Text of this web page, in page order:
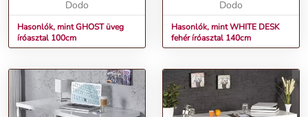
Dodo
Hasonlók, mint GHOST üveg
íróasztal 100cm
Dodo
Hasonlók, mint WHITE DESK
fehér íróasztal 140cm